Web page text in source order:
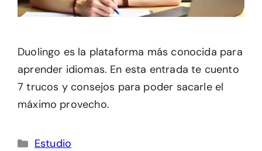
Duolingo es la plataforma más conocida para
aprender idiomas. En esta entrada te cuento
7 trucos y consejos para poder sacarle el
máximo provecho.
Categorías
Estudio